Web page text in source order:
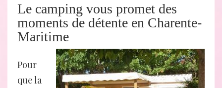
Le camping vous promet des
moments de détente en Charente-
Maritime
Pour
que la